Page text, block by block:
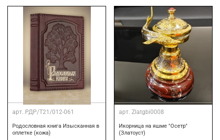
арт. РДР/Т21/012-061
Родословная книга Изысканная в
оплетке (кожа)
арт. Zlatgbi0008
Икорница на яшме "Осетр"
(Златоуст)